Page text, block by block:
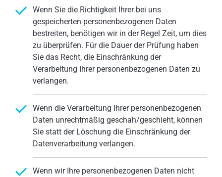
Wenn Sie die Richtigkeit Ihrer bei uns
gespeicherten personenbezogenen Daten
bestreiten, benötigen wir in der Regel Zeit, um dies
zu überprüfen. Für die Dauer der Prüfung haben
Sie das Recht, die Einschränkung der
Verarbeitung Ihrer personenbezogenen Daten zu
verlangen.
Wenn die Verarbeitung Ihrer personenbezogenen
Daten unrechtmäßig geschah/geschieht, können
Sie statt der Löschung die Einschränkung der
Datenverarbeitung verlangen.
Wenn wir Ihre personenbezogenen Daten nicht